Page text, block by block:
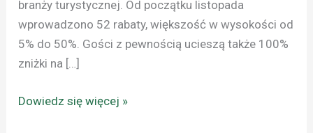
branży turystycznej. Od początku listopada
wprowadzono 52 rabaty, większość w wysokości od
5% do 50%. Gości z pewnością ucieszą także 100%
zniżki na […]
Dowiedz się więcej »